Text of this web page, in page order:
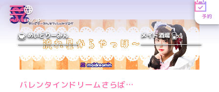
MENUEN／JP
予約
めいどりーみん メイド酒場
バレンタインドリームさらば…